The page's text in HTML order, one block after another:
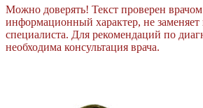
Можно доверять! Текст проверен
информационный характер, не заменяет
специалиста. Для рекомендаций по
необходима консультация врача.